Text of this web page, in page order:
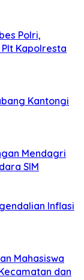
Polri,
Kapolresta
Kantongi
Mendagri
SIM
Inflasi
Mahasiswa
dan